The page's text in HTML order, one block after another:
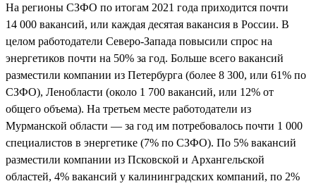
На регионы СЗФО по итогам 2021 года приходится почти
14 000 вакансий, или каждая десятая вакансия в России. В
целом работодатели Северо-Запада повысили спрос на
энергетиков почти на 50% за год. Больше всего вакансий
разместили компании из Петербурга (более 8 300, или 61% по
СЗФО), Ленобласти (около 1 700 вакансий, или 12% от
общего объема). На третьем месте работодатели из
Мурманской области — за год им потребовалось почти 1 000
специалистов в энергетике (7% по СЗФО). По 5% вакансий
разместили компании из Псковской и Архангельской
областей, 4% вакансий у калининградских компаний, по 2%